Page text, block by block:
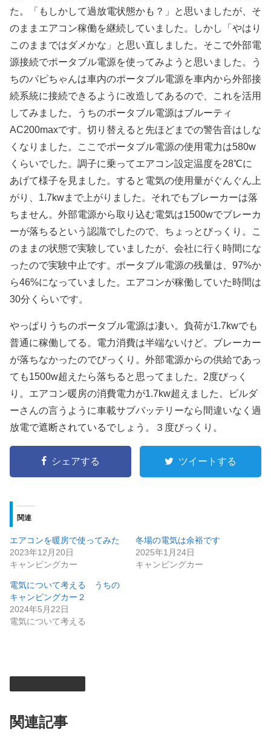
た。「もしかして過放電状態かも？」と思いましたが、そ
のままエアコン稼働を継続していました。しかし「やはり
このままではダメかな」と思い直しました。そこで外部電
源接続でポータブル電源を使ってみようと思いました。う
ちのパピちゃんは車内のポータブル電源を車内から外部接
続系統に接続できるように改造してあるので、これを活用
してみました。うちのポータブル電源はブルーティ
AC200maxです。切り替えると先ほどまでの警告音はしな
くなりました。ここでポータブル電源の使用電力は580w
くらいでした。調子に乗ってエアコン設定温度を28℃に
あげて様子を見ました。すると電気の使用量がぐんぐん上
がり、1.7kwまで上がりました。それでもブレーカーは落
ちません。外部電源から取り込む電気は1500wでブレーカ
ーが落ちるという認識でしたので、ちょっとびっくり。こ
のままの状態で実験していましたが、会社に行く時間にな
ったので実験中止です。ポータブル電源の残量は、97%か
ら46%になっていました。エアコンが稼働していた時間は
30分くらいです。
やっぱりうちのポータブル電源は凄い。負荷が1.7kwでも
普通に稼働してる。電力消費は半端ないけど。ブレーカー
が落ちなかったのでびっくり。外部電源からの供給であっ
ても1500w超えたら落ちると思ってました。2度びっく
り。エアコン暖房の消費電力が1.7kw超えました。ビルダ
ーさんの言うように車載サブバッテリーなら間違いなく過
放電で遮断されているでしょう。３度びっくり。
シェアする ツイートする
関連
エアコンを暖房で使ってみた
2023年12月20日
キャンピングカー
冬場の電気は余裕です
2025年1月24日
キャンピングカー
電気について考える うちの
キャンピングカー２
2024年5月22日
電気について考える
関連記事